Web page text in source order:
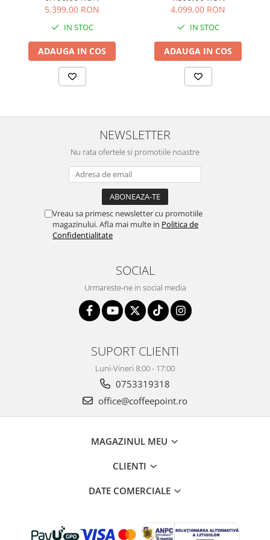
610.55.SB
5.399,00 RON
IN STOC
ADAUGA IN COS
4.099,00 RON
IN STOC
ADAUGA IN COS
NEWSLETTER
Nu rata ofertele si promotiile noastre
Vreau sa primesc newsletter cu promotiile
magazinului. Afla mai multe in Politica de
Confidentialitate
SOCIAL
Urmareste-ne in social media
SUPORT CLIENTI
Luni-Vineri 8:00 - 17:00
0753319318
office@coffeepoint.ro
MAGAZINUL MEU
CLIENTI
DATE COMERCIALE